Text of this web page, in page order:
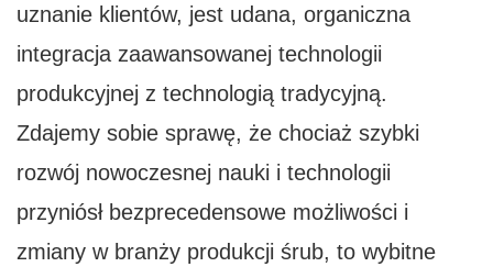
uznanie klientów, jest udana, organiczna
integracja zaawansowanej technologii
produkcyjnej z technologią tradycyjną.
Zdajemy sobie sprawę, że chociaż szybki
rozwój nowoczesnej nauki i technologii
przyniósł bezprecedensowe możliwości i
zmiany w branży produkcji śrub, to wybitne